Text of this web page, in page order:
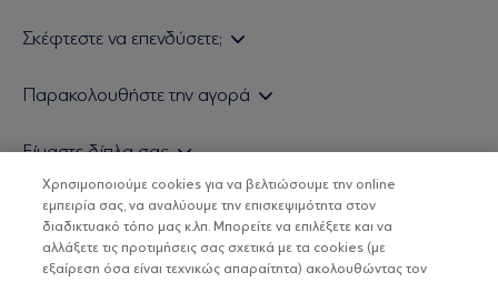
Σκέφτεστε να επενδύσετε;
Τιμολογιακή Πολιτική
Δείτε τις πολιτικές μας
Βασικές Γνώσεις
Παρακολουθήστε την αγορά
Τα νέα μας
Χρήσιμοι σύνδεσμοι
Είμαστε δίπλα σας
H Eurobank Asset Management ΑΕΔΑΚ
Επενδυτική φιλοσοφία ESG
Πιστοποιημένα στελέχη και συνεργάτες
ΟΙ ΟΣΕΚΑ ΔΕΝ ΕΧΟΥΝ ΕΓΓΥΗΜΕΝΗ ΑΠΟΔΟΣΗ ΚΑΙ ΟΙ
ΠΡΟΗΓΟΥΜΕΝΕΣ ΑΠΟΔΟΣΕΙΣ ΔΕΝ ΔΙΑΣΦΑΛΙΖΟΥΝ ΤΙΣ
Χρησιμοποιούμε cookies για να βελτιώσουμε την online
εμπειρία σας, να αναλύουμε την επισκεψιμότητα στον
διαδικτυακό τόπο μας κ.λπ. Μπορείτε να επιλέξετε και να
αλλάξετε τις προτιμήσεις σας σχετικά με τα cookies (με
εξαίρεση όσα είναι τεχνικώς απαραίτητα) ακολουθώντας τον